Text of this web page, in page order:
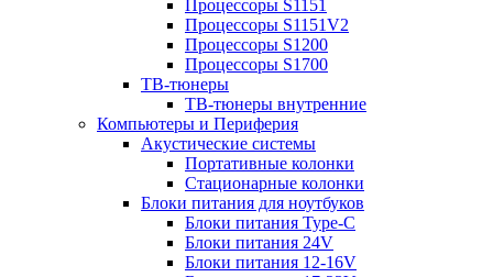
Процессоры S1151
Процессоры S1151V2
Процессоры S1200
Процессоры S1700
ТВ-тюнеры
ТВ-тюнеры внутренние
Компьютеры и Периферия
Акустические системы
Портативные колонки
Стационарные колонки
Блоки питания для ноутбуков
Блоки питания Type-C
Блоки питания 24V
Блоки питания 12-16V